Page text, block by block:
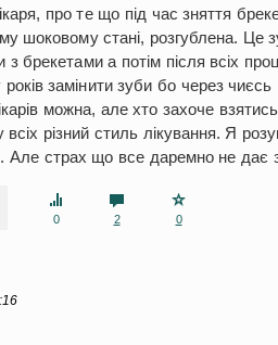
про те що під час зняття
шоковому стані, розгублена. Це
брекетами а потім після всіх
замінити зуби бо через чиєсь
можна, але хто захоче
всіх різний стиль лікування. Я
Але страх що все даремно не дає
0
2 0